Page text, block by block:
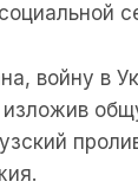
войну в